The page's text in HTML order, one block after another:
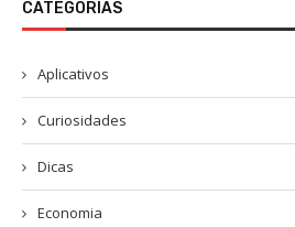
CATEGORIAS
Aplicativos
Curiosidades
Dicas
Economia